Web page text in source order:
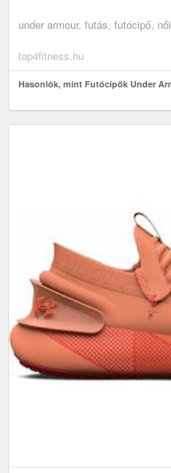
under armour, futás, futócipő,
top4fitness.hu
Hasonlók, mint Futócipők Under